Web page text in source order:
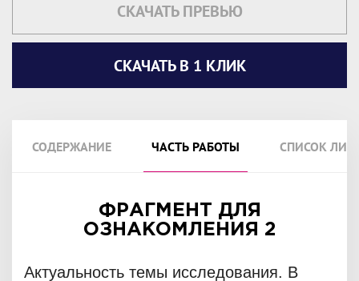
СКАЧАТЬ ПРЕВЬЮ
СКАЧАТЬ В 1 КЛИК
СОДЕРЖАНИЕ ЧАСТЬ РАБОТЫ СПИСОК
ФРАГМЕНТ ДЛЯ
ОЗНАКОМЛЕНИЯ 2
Актуальность темы исследования. В